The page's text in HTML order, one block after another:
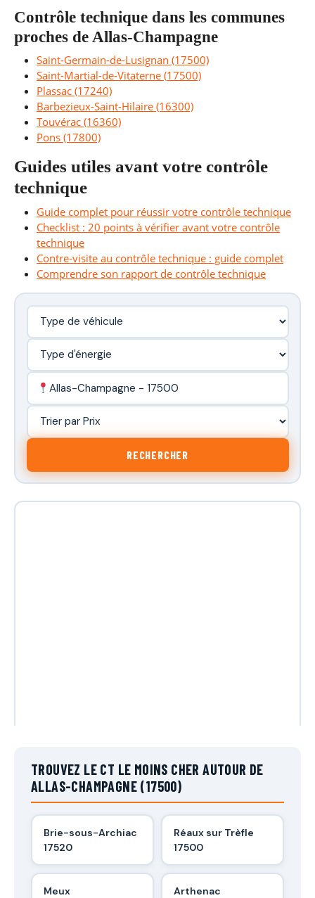
Contrôle technique dans les communes
proches de Allas-Champagne
Saint-Germain-de-Lusignan (17500)
Saint-Martial-de-Vitaterne (17500)
Plassac (17240)
Barbezieux-Saint-Hilaire (16300)
Touvérac (16360)
Pons (17800)
Guides utiles avant votre contrôle
technique
Guide complet pour réussir votre contrôle technique
Checklist : 20 points à vérifier avant votre contrôle
technique
Contre-visite au contrôle technique : guide complet
Comprendre son rapport de contrôle technique
Allas-Champagne - 17500
RECHERCHER
TROUVEZ LE CT LE MOINS CHER AUTOUR DE
ALLAS-CHAMPAGNE (17500)
Brie-sous-Archiac
17520
Réaux sur Trèfle
17500
Meux
Arthenac